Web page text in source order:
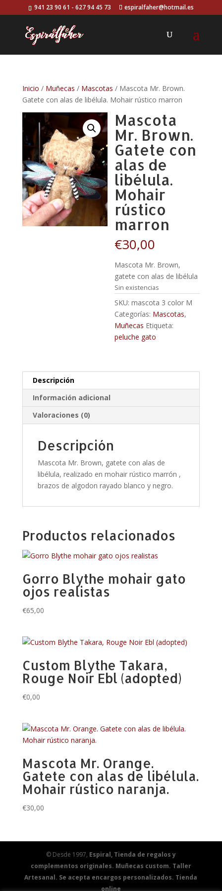
941 23 90 61 - 627 94 45 73 espiralfaher@hotmail.es
Inicio / Muñecas / Mascotas / Mascota Mr. Brown.
Gatete con alas de libélula. Mohair rústico marron
Mascota
Mr. Brown.
Gatete con
alas de
libélula.
Mohair
rústico
marron
€30,00
Mascota Mr. Brown,
gatete con alas de libélula
Sin existencias
SKU:mascota 3 color M
Categorías: Mascotas,
Muñecas Etiqueta:
peluche gato
Descripción
Información adicional
Valoraciones (0)
Descripción
Mascota Mr. Brown, gatete con alas de
libélula, realizado en mohair rústico marrón ,
brazos de algodon rayado blanco y negro.
Productos relacionados
Gorro Blythe mohair gato
ojos realistas
€65,00
Custom Blythe Takara,
Rouge Noir Ebl (adopted)
€0,00
Mascota Mr. Orange.
Gatete con alas de libélula.
Mohair rústico naranja.
€30,00
© Desde 1997, Espiral, Tienda de regalos y
complementos originales. Muñecas custom. Taller
Artesanal. Se acepta encargos personalizados. Tienda
online